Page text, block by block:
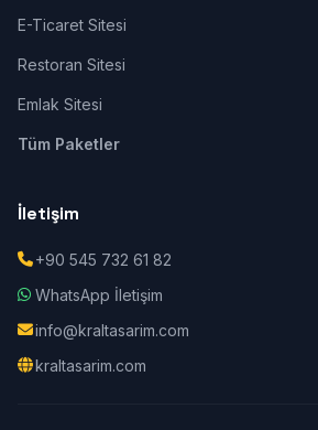
E-Ticaret Sitesi
Restoran Sitesi
Emlak Sitesi
Tüm Paketler
İletişim
+90 545 732 61 82
WhatsApp İletişim
info@kraltasarim.com
kraltasarim.com